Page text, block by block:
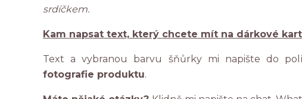
srdíčkem.
Kam napsat text, který chcete mít na dárkové
Text a vybranou barvu šňůrky mi napište do
fotografie produktu.